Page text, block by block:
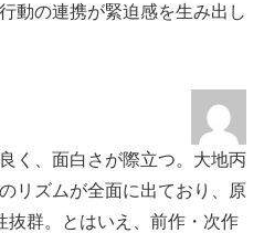
動の連携が緊迫感を生み出し
く、面白さが際立つ。大地丙
リズムが全面に出ており、原
抜群。とはいえ、前作・次作